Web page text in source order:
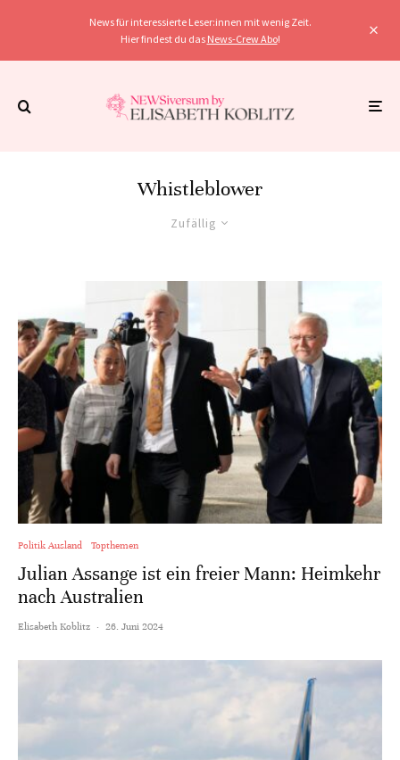
News für interessierte Leser:innen mit wenig Zeit.
Hier findest du das News-Crew Abo!
Whistleblower
Zufällig
Politik Ausland Topthemen
Julian Assange ist ein freier Mann: Heimkehr
nach Australien
Elisabeth Koblitz · 26. Juni 2024